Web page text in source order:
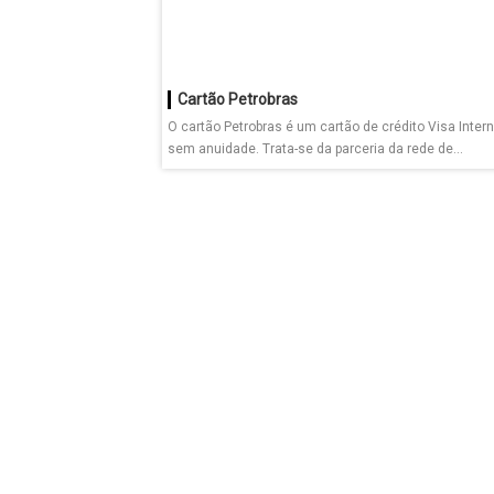
Cartão Petrobras
O cartão Petrobras é um cartão de crédito Visa
sem anuidade. Trata-se da parceria da rede de...